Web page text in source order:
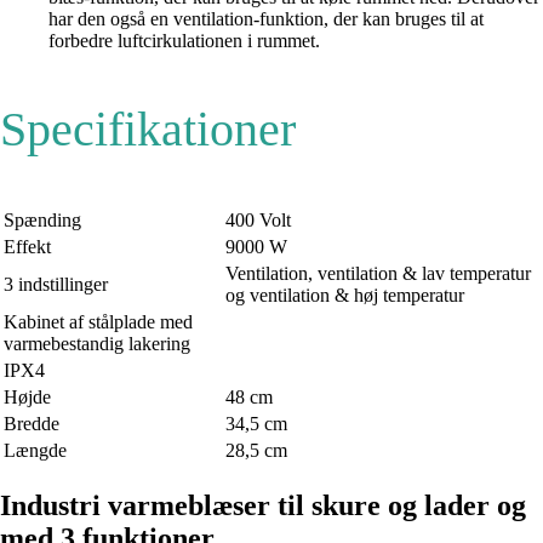
har den også en ventilation-funktion, der kan bruges til at
forbedre luftcirkulationen i rummet.
Specifikationer
Spænding
400 Volt
Effekt
9000 W
3 indstillinger
Ventilation, ventilation & lav temperatur
og ventilation & høj temperatur
Kabinet af stålplade med
varmebestandig lakering
IPX4
Højde
48 cm
Bredde
34,5 cm
Længde
28,5 cm
Industri varmeblæser til skure og lader og